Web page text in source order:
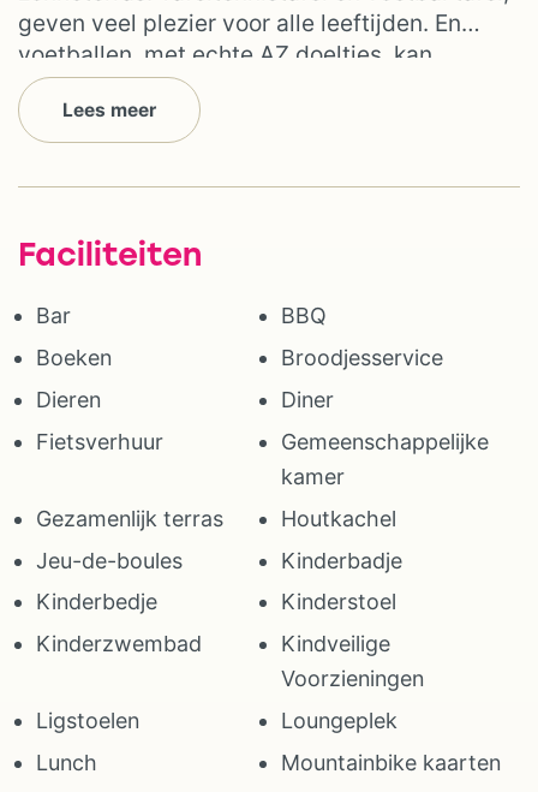
geven veel plezier voor alle leeftijden. En
voetballen, met echte AZ doeltjes, kan
natuurlijk altijd -:)
Lees meer
Faciliteiten
Bar
BBQ
Boeken
Broodjesservice
Dieren
Diner
Fietsverhuur
Gemeenschappelijke
kamer
Gezamenlijk terras
Houtkachel
Jeu-de-boules
Kinderbadje
Kinderbedje
Kinderstoel
Kinderzwembad
Kindveilige
Voorzieningen
Ligstoelen
Loungeplek
Lunch
Mountainbike kaarten